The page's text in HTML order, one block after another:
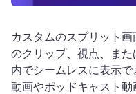
カスタムのスプリット
のクリップ、視点、ま
内でシームレスに表示で
動画やポッドキャスト動